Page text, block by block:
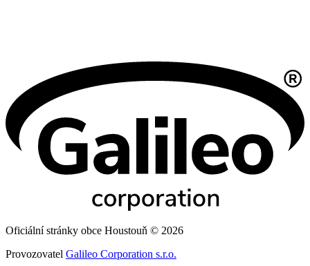
Oficiální stránky obce Houstouň © 2026
Provozovatel Galileo Corporation s.r.o.